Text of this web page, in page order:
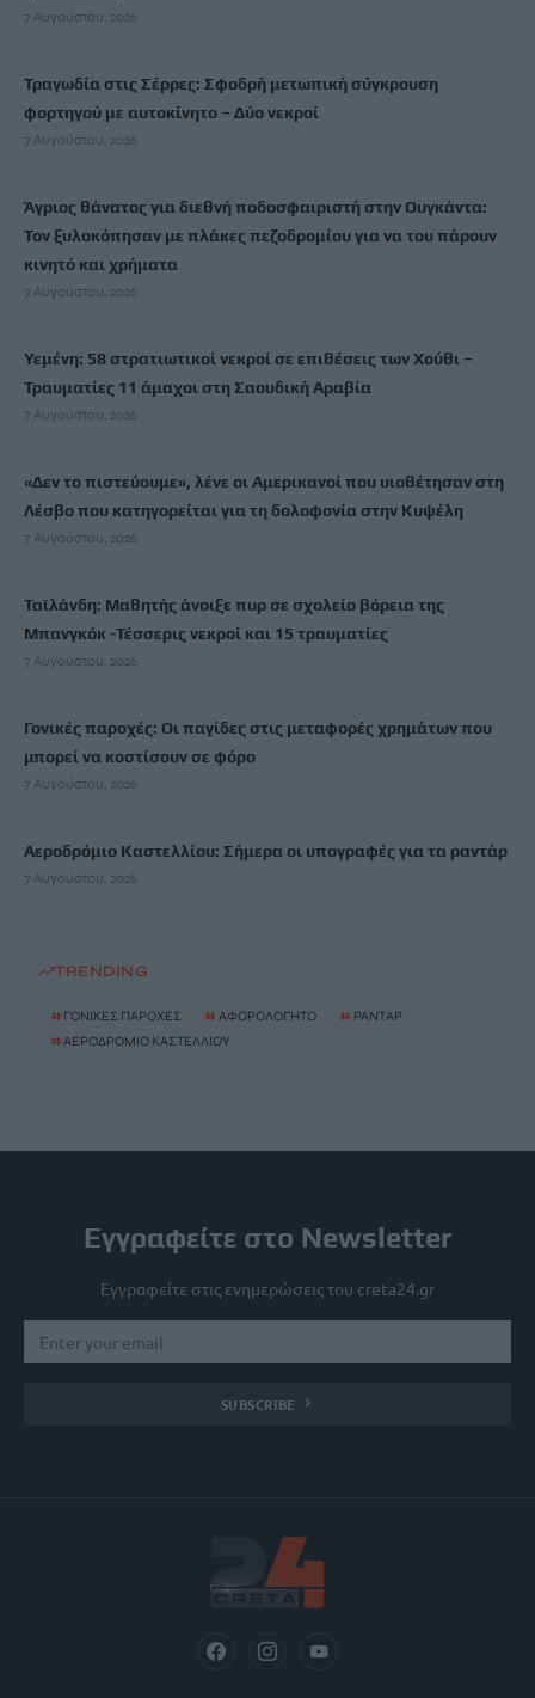
7 Αυγούστου, 2026
Τραγωδία στις Σέρρες: Σφοδρή μετωπική σύγκρουση
φορτηγού με αυτοκίνητο – Δύο νεκροί
7 Αυγούστου, 2026
Άγριος θάνατος για διεθνή ποδοσφαιριστή στην Ουγκάντα:
Τον ξυλοκόπησαν με πλάκες πεζοδρομίου για να του πάρουν
κινητό και χρήματα
7 Αυγούστου, 2026
Υεμένη: 58 στρατιωτικοί νεκροί σε επιθέσεις των Χούθι –
Τραυματίες 11 άμαχοι στη Σαουδική Αραβία
7 Αυγούστου, 2026
«Δεν το πιστεύουμε», λένε οι Αμερικανοί που υιοθέτησαν στη
Λέσβο που κατηγορείται για τη δολοφονία στην Κυψέλη
7 Αυγούστου, 2026
Ταϊλάνδη: Μαθητής άνοιξε πυρ σε σχολείο βόρεια της
Μπανγκόκ -Τέσσερις νεκροί και 15 τραυματίες
7 Αυγούστου, 2026
Γονικές παροχές: Οι παγίδες στις μεταφορές χρημάτων που
μπορεί να κοστίσουν σε φόρο
7 Αυγούστου, 2026
Αεροδρόμιο Καστελλίου: Σήμερα οι υπογραφές για τα ραντάρ
7 Αυγούστου, 2026
TRENDING
# ΓΟΝΙΚΕΣ ΠΑΡΟΧΕΣ # ΑΦΟΡΟΛΟΓΗΤΟ # ΡΑΝΤΑΡ
#ΑΕΡΟΔΡΟΜΙΟ ΚΑΣΤΕΛΛΙΟΥ
Εγγραφείτε στο Newsletter
Εγγραφείτε στις ενημερώσεις του creta24.gr
SUBSCRIBE